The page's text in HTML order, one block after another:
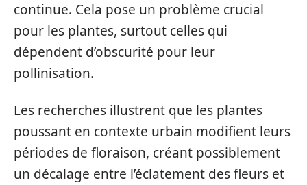
continue. Cela pose un problème crucial
pour les plantes, surtout celles qui
dépendent d’obscurité pour leur
pollinisation.
Les recherches illustrent que les plantes
poussant en contexte urbain modifient leurs
périodes de floraison, créant possiblement
un décalage entre l’éclatement des fleurs et